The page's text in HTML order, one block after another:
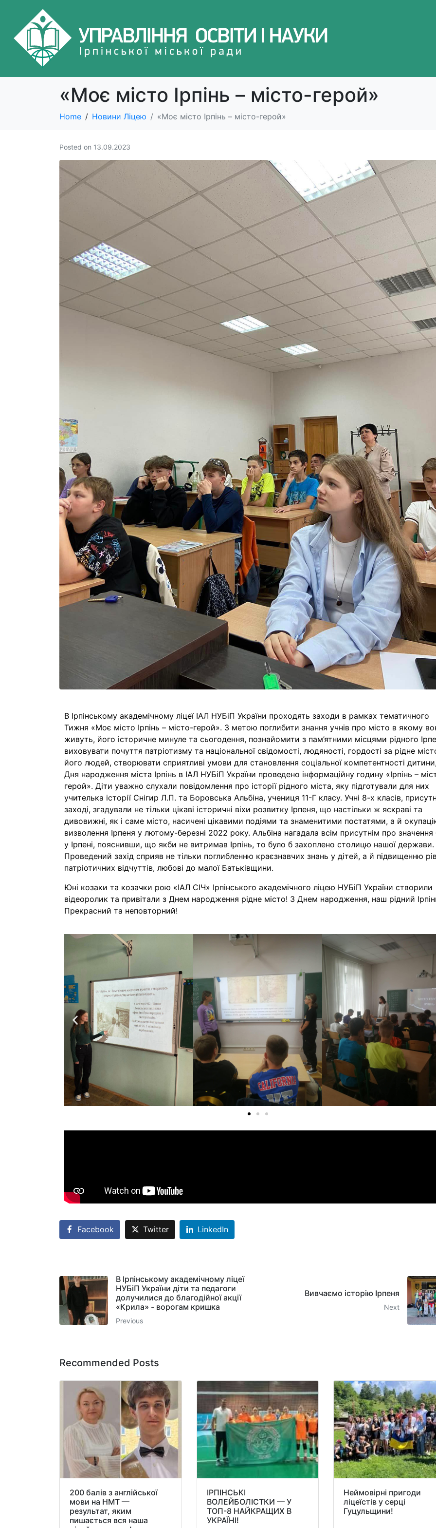
«Моє місто Ірпінь – місто-герой»
Home Новини Ліцею «Моє місто Ірпінь – місто-герой»
Posted on 13.09.2023
В Ірпінському академічному ліцеї ІАЛ НУБіП України проходять заходи в рамках тематичного
Тижня «Моє місто Ірпінь – місто-герой». З метою поглибити знання учнів про місто в якому
живуть, його історичне минуле та сьогодення, познайомити з пам’ятними місцями рідного
виховувати почуття патріотизму та національної свідомості, людяності, гордості за рідне
його людей, створювати сприятливі умови для становлення соціальної компетентності
Дня народження міста Ірпінь в ІАЛ НУБіП України проведено інформаційну годину «Ірпінь –
герой». Діти уважно слухали повідомлення про історії рідного міста, яку підготували для них
учителька історії Снігир Л.П. та Боровська Альбіна, учениця 11-Г класу. Учні 8-х класів,
заході, згадували не тільки цікаві історичні віхи розвитку Ірпеня, що настільки ж яскраві та
дивовижні, як і саме місто, насичені цікавими подіями та знаменитими постатями, а й
визволення Ірпеня у лютому-березні 2022 року. Альбіна нагадала всім присутнім про значення
у Ірпені, пояснивши, що якби не витримав Ірпінь, то було б захоплено столицю нашої держави.
Проведений захід сприяв не тільки поглибленню краєзнавчих знань у дітей, а й підвищенню
патріотичних відчуттів, любові до малої Батьківщини.
Юні козаки та козачки рою «ІАЛ СІЧ» Ірпінського академічного ліцею НУБіП України створили
відеоролик та привітали з Днем народження рідне місто! З Днем народження, наш рідний
Прекрасний та неповторний!
Facebook Twitter LinkedIn
В Ірпінському академічному ліцеї
НУБіП України діти та педагоги
долучилися до благодійної акції
«Крила» - ворогам кришка
Previous
Вивчаємо історію Ірпеня
Next
Recommended Posts
200 балів з англійської
мови на НМТ —
результат, яким
пишається вся наша
ІРПІНСЬКІ
ВОЛЕЙБОЛІСТКИ — У
ТОП-8 НАЙКРАЩИХ В
УКРАЇНІ!
Неймовірні пригоди
ліцеїстів у серці
Гуцульщини!